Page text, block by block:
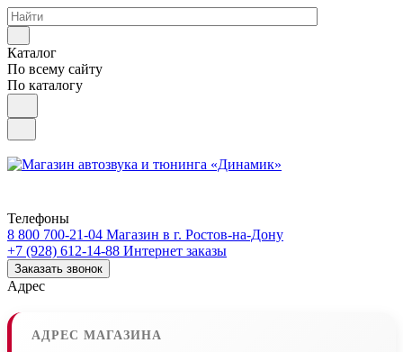
Каталог
По всему сайту
По каталогу
Телефоны
8 800 700-21-04 Магазин в г. Ростов-на-Дону
+7 (928) 612-14-88 Интернет заказы
Заказать звонок
Адрес
АДРЕС МАГАЗИНА